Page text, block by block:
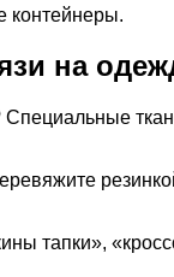
контейнеры.
на
тапки»,